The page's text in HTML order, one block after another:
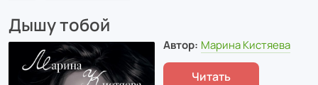
Дышу тобой
Автор: Марина Кистяева
Читать